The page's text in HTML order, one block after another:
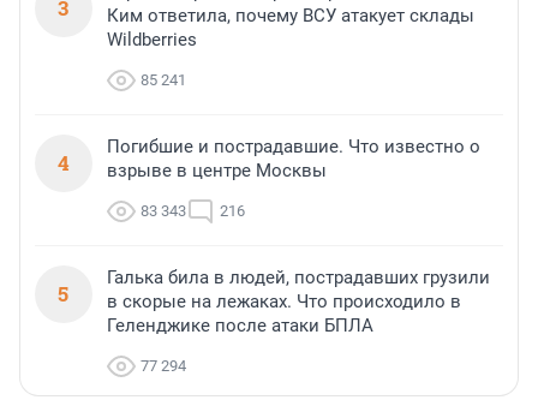
3
Ким ответила, почему ВСУ атакует склады
Wildberries
85 241
4
Погибшие и пострадавшие. Что известно о
взрыве в центре Москвы
83 343 216
5
Галька била в людей, пострадавших грузили
в скорые на лежаках. Что происходило в
Геленджике после атаки БПЛА
77 294